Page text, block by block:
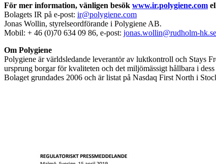
För mer information, vänligen besök www.ir.polygiene.com
Bolagets IR på e-post: ir@polygiene.com
Jonas Wollin, styrelseordförande i Polygiene AB.
Mobil: + 46 (0)70 634 09 86, e-post: jonas.wollin@rudholm-hk.se
Om Polygiene
Polygiene är världsledande leverantör av luktkontroll och Stays
ursprung borgar för kvaliteten och det miljömässigt hållbara i
Bolaget grundades 2006 och är listat på Nasdaq First North i